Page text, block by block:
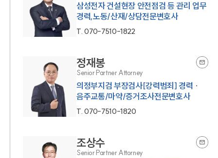
삼성전자 건설현장 안전점검 등 관리 업무
경력,노동/산재/상담전문변호사
T.070-7510-1822
정재봉
Senior Partner Attorney
의정부지검 부장검사[강력범죄] 경력 ·
음주교통/마약/증거조사전문변호사
T.070-7510-1820
조상수
Senior Partner Attorney